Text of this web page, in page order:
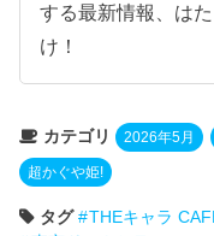
する最新情報、は
け！
カテゴリ 2026年5月
超かぐや姫!
タグ THEキャラ